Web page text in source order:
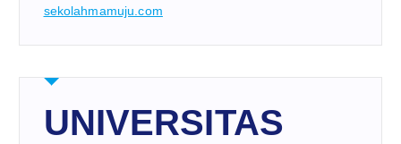
sekolahmamuju.com
UNIVERSITAS